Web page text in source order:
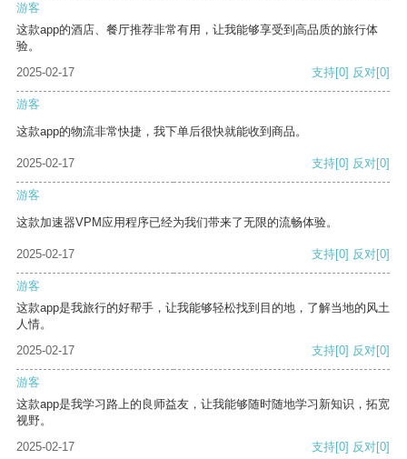
游客
这款app的酒店、餐厅推荐非常有用，让我能够享受到高品质的旅行体
验。
2025-02-17
支持[0] 反对[0]
游客
这款app的物流非常快捷，我下单后很快就能收到商品。
2025-02-17 支持[0] 反对[0]
游客
这款加速器VPM应用程序已经为我们带来了无限的流畅体验。
2025-02-17 支持[0] 反对[0]
游客
这款app是我旅行的好帮手，让我能够轻松找到目的地，了解当地的风土
人情。
2025-02-17
支持[0] 反对[0]
游客
这款app是我学习路上的良师益友，让我能够随时随地学习新知识，拓宽
视野。
2025-02-17
支持[0] 反对[0]